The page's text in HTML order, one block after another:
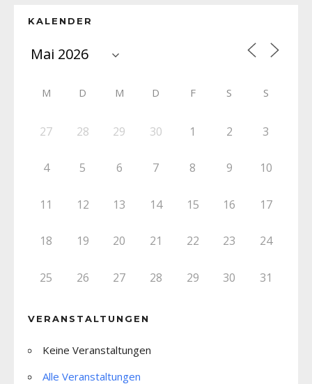
KALENDER
M D M D F S S
27 28 29 30 1 2 3
4 5 6 7 8 9 10
11 12 13 14 15 16 17
18 19 20 21 22 23 24
25 26 27 28 29 30 31
VERANSTALTUNGEN
Keine Veranstaltungen
Alle Veranstaltungen